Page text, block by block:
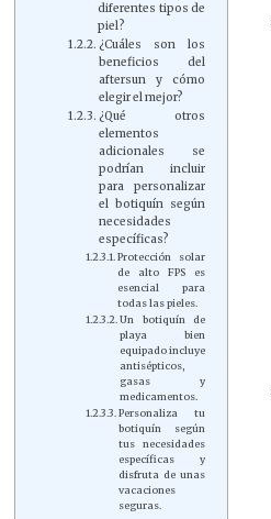
diferentes tipos de
piel?
¿Cuáles son los
beneficios del
aftersun y cómo
elegir el mejor?
¿Qué otros
elementos
adicionales se
podrían incluir
para personalizar
el botiquín según
necesidades
específicas?
Protección solar
de alto FPS es
esencial para
todas las pieles.
Un botiquín de
playa bien
equipado incluye
antisépticos,
gasas y
medicamentos.
Personaliza tu
botiquín según
tus necesidades
específicas y
disfruta de unas
vacaciones
seguras.